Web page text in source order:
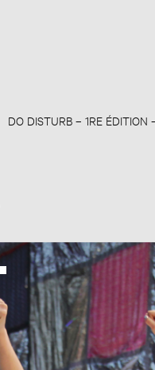
DO DISTURB – 1RE ÉDITION